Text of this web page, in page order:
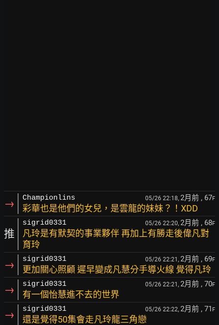
→ Championlins 05/26 22:18, 2月前 , 67F
彩華也是他們的女兒，是雲龍的妹妹？！XDD
推
sigrid0331 05/26 22:20, 2月前 , 68F
凡玲是有默契的事業夥伴 再加上有勝走後偉凡對
育玲
→ sigrid0331 05/26 22:21, 2月前 , 69F
更加關心照顧 遲早變成凡慧分手導火線 覺得凡玲
→ sigrid0331 05/26 22:21, 2月前 , 70F
有一個怡慧進不去的世界
→ sigrid0331 05/26 22:22, 2月前 , 71 F
還是覺得50集會走凡玲龍三角戀